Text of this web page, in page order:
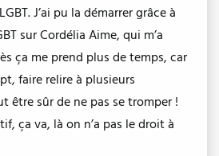
J’ai pu la démarrer grâce à
sur Cordélia Aime, qui m’a
ça me prend plus de temps, car
faire relire à plusieurs
être sûr de ne pas se tromper !
ça va, là on n’a pas le droit à